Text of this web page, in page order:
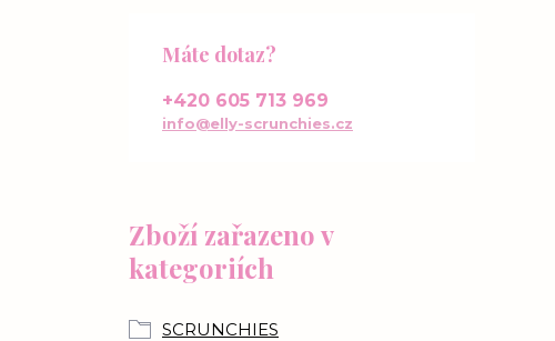
Zboží zařazeno v
kategoriích
SCRUNCHIES
Máte dotaz?
+420 605 713 969
info@elly-scrunchies.cz